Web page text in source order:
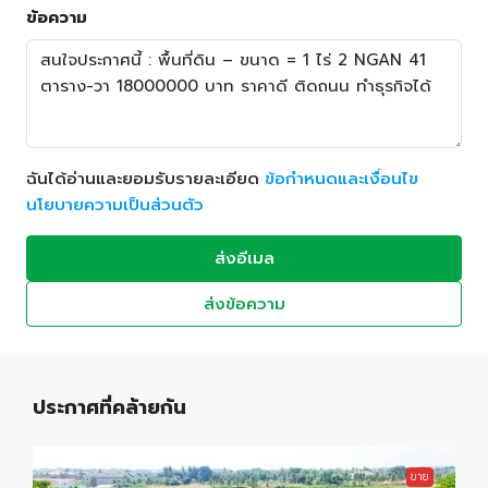
ข้อความ
ฉันได้อ่านและยอมรับรายละเอียด ข้อกำหนดและเงื่อนไข
นโยบายความเป็นส่วนตัว
ส่งอีเมล
ส่งข้อความ
ประกาศที่คล้ายกัน
ขาย